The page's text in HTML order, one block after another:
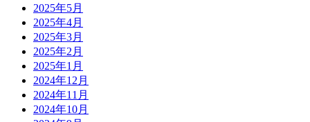
2025年5月
2025年4月
2025年3月
2025年2月
2025年1月
2024年12月
2024年11月
2024年10月